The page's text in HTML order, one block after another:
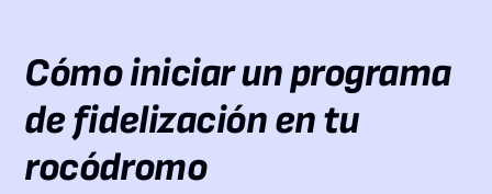
Cómo iniciar un programa
de fidelización en tu
rocódromo